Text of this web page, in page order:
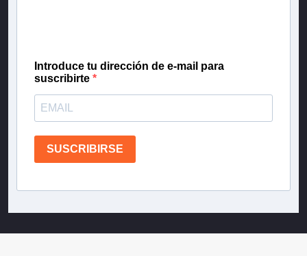
Introduce tu dirección de e-mail para
suscribirte
SUSCRIBIRSE